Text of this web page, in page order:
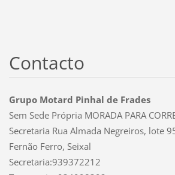
Contacto
Grupo Motard Pinhal de Frades
Sem Sede Própria MORADA PARA
Secretaria Rua Almada Negreiros, lote
Fernão Ferro, Seixal
Secretaria:939372212